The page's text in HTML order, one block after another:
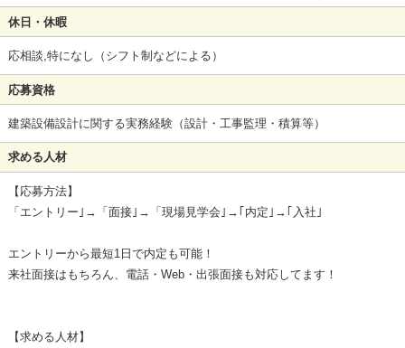
休日・休暇
応相談,特になし（シフト制などによる）
応募資格
建築設備設計に関する実務経験（設計・工事監理・積算等）
求める人材
【応募方法】
「エントリー｣→「面接｣→「現場見学会｣→｢内定｣→｢入社｣
エントリーから最短1日で内定も可能！
来社面接はもちろん、電話・Web・出張面接も対応してます！
【求める人材】